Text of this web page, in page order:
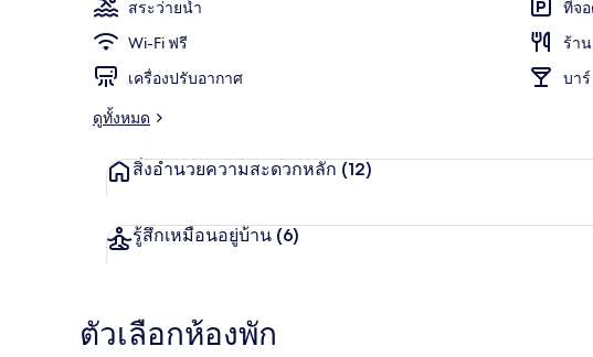
สระว่ายน้ำ
ที่จ
Wi-Fi ฟรี
ร้า
เครื่องปรับอากาศ
บาร์
ดูทั้งหมด
สิ่งอำนวยความสะดวกหลัก (12)
รู้สึกเหมือนอยู่บ้าน (6)
ตัวเลือกห้องพัก